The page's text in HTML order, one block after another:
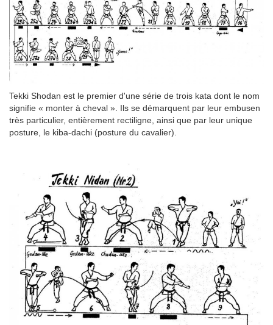
Tekki Shodan est le premier d'une série de trois kata dont le nom
signifie « monter à cheval ». Ils se démarquent par leur embusen
très particulier, entièrement rectiligne, ainsi que par leur unique
posture, le kiba-dachi (posture du cavalier).